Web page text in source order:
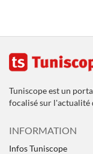
Tuniscope est un
focalisé sur l'actualité
INFORMATION
Infos Tuniscope